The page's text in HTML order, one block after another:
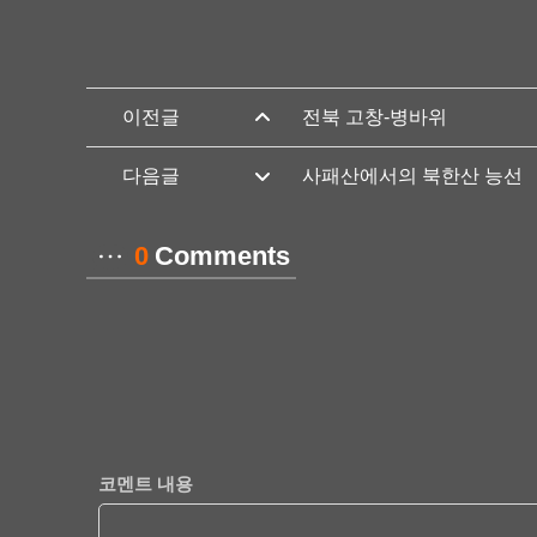
전북 고창-병바위
사패산에서의 북한산 능선
0 Comments
코멘트 내용